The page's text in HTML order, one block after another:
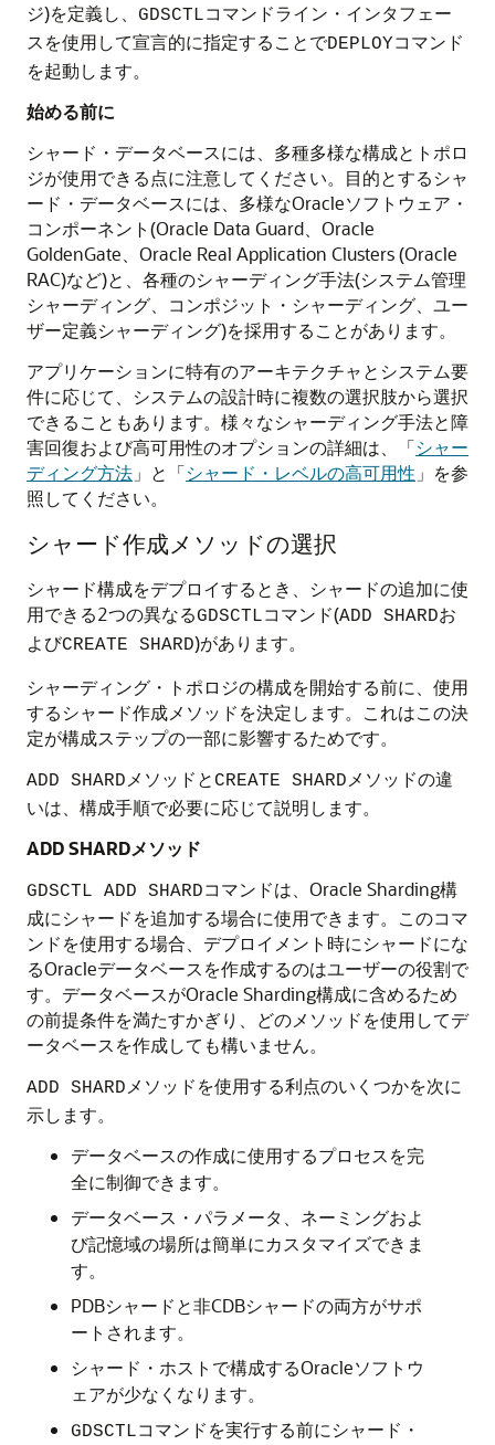
ジ)を定義し、
GDSCTLコマンドライン・インタフェー
スを使用して宣言的に指定することでDEPLOYコマンド
を起動します。
始める前に
シャード・データベースには、多種多様な構成とトポロ
ジが使用できる点に注意してください。目的とするシャ
ード・データベースには、多様なOracleソフトウェア・
コンポーネント(Oracle Data Guard、Oracle
GoldenGate、Oracle Real Application Clusters (Oracle
RAC)など)と、各種のシャーディング手法(システム管理
シャーディング、コンポジット・シャーディング、ユー
ザー定義シャーディング)を採用することがあります。
アプリケーションに特有のアーキテクチャとシステム要
件に応じて、システムの設計時に複数の選択肢から選択
できることもあります。様々なシャーディング手法と障
害回復および高可用性のオプションの詳細は、「シャー
ディング方法 」と「シャード・レベルの高可用性 」を参
照してください。
シャード作成メソッドの選択
シャード構成をデプロイするとき、シャードの追加に使
用できる2つの異なるGDSCTLコマンド(ADD SHARDお
よびCREATE SHARD)があります。
シャーディング・トポロジの構成を開始する前に、使用
するシャード作成メソッドを決定します。これはこの決
定が構成ステップの一部に影響するためです。
ADD SHARD メソッドと CREATE SHARD メソッドの違
いは、構成手順で必要に応じて説明します。
ADD SHARDメソッド
GDSCTL ADD SHARDコマンドは、Oracle Sharding構
成にシャードを追加する場合に使用できます。このコマ
ンドを使用する場合、デプロイメント時にシャードにな
るOracleデータベースを作成するのはユーザーの役割で
す。データベースがOracle Sharding構成に含めるため
の前提条件を満たすかぎり、どのメソッドを使用してデ
ータベースを作成しても構いません。
ADD SHARD メソッドを使用する利点のいくつかを次に
示します。
データベースの作成に使用するプロセスを完
全に制御できます。
データベース・パラメータ、ネーミングおよ
び記憶域の場所は簡単にカスタマイズできま
す。
PDBシャードと非CDBシャードの両方がサポ
ートされます。
シャード・ホストで構成するOracleソフトウ
ェアが少なくなります。
GDSCTLコマンドを実行する前にシャード・